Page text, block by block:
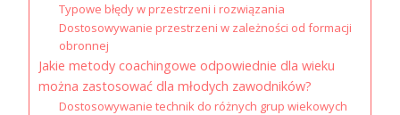
Typowe błędy w przestrzeni i rozwiązania
Dostosowywanie przestrzeni w zależności od formacji
obronnej
Jakie metody coachingowe odpowiednie dla wieku
można zastosować dla młodych zawodników?
Dostosowywanie technik do różnych grup wiekowych